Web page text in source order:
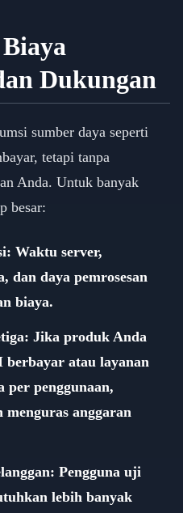
Dukungan
sumber daya seperti
tetapi tanpa
Anda. Untuk banyak
besar:
Waktu server,
dan daya pemrosesan
biaya.
Jika produk Anda
berbayar atau layanan
per penggunaan,
menguras anggaran
Pengguna uji
lebih banyak